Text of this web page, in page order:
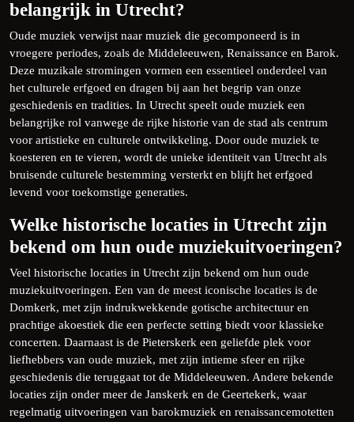
belangrijk in Utrecht?
Oude muziek verwijst naar muziek die gecomponeerd is in
vroegere periodes, zoals de Middeleeuwen, Renaissance en Barok.
Deze muzikale stromingen vormen een essentieel onderdeel van
het culturele erfgoed en dragen bij aan het begrip van onze
geschiedenis en tradities. In Utrecht speelt oude muziek een
belangrijke rol vanwege de rijke historie van de stad als centrum
voor artistieke en culturele ontwikkeling. Door oude muziek te
koesteren en te vieren, wordt de unieke identiteit van Utrecht als
bruisende culturele bestemming versterkt en blijft het erfgoed
levend voor toekomstige generaties.
Welke historische locaties in Utrecht zijn
bekend om hun oude muziekuitvoeringen?
Veel historische locaties in Utrecht zijn bekend om hun oude
muziekuitvoeringen. Een van de meest iconische locaties is de
Domkerk, met zijn indrukwekkende gotische architectuur en
prachtige akoestiek die een perfecte setting biedt voor klassieke
concerten. Daarnaast is de Pieterskerk een geliefde plek voor
liefhebbers van oude muziek, met zijn intieme sfeer en rijke
geschiedenis die teruggaat tot de Middeleeuwen. Andere bekende
locaties zijn onder meer de Janskerk en de Geertekerk, waar
regelmatig uitvoeringen van barokmuziek en renaissancemotetten